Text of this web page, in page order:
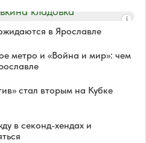
в Ярославле
метро и «Война и мир»: чем
стал вторым на Кубке
в секонд-хендах и